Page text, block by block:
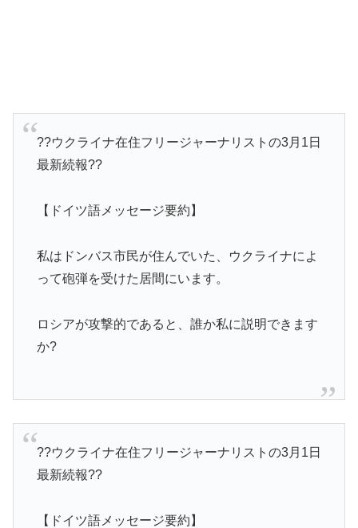
??ウクライナ在住フリージャーナリストの3月1日
最新続報??
【ドイツ語メッセージ要約】
私はドンバス市民が住んでいた、ウクライナによ
って砲弾を受けた居間にいます。
ロシアが攻撃的であると、誰か私に説明できます
か?
??ウクライナ在住フリージャーナリストの3月1日
最新続報??
【ドイツ語メッセージ要約】